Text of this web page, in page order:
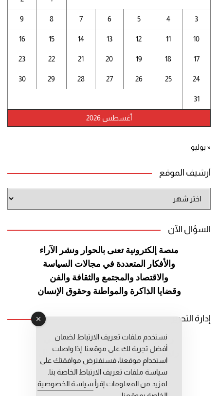
أغسطس 2026
3
4
5
6
7
8
9
10
11
12
13
14
15
16
17
18
19
20
21
22
23
24
25
26
27
28
29
30
31
« يوليو
أرشيف الموقع
الموقع
السؤال الآن
منصة إلكترونية تعنى بالحوار ونشر الآراء
والأفكار المتعددة في مجالات السياسة
والاقتصاد والمجتمع والثقافة والفن
وقضايا الذاكرة والمواطنة وحقوق الإنسان
إدارة التحرير
رئيس التحرير: عبد الرحيم التوراني
رئيس التحرير المساعد: المعطي قبال
مديرة التحرير: فاطمة حوحو
نستخدم ملفات تعريف الارتباط لضمان
أفضل تجربة لك على موقعنا. إذا واصلت
استخدام موقعنا، فسنفترض موافقتك على
سياسة ملفات تعريف الارتباط الخاصة بنا.
لمزيد من المعلومات إقرأ سياسة الخصوصية